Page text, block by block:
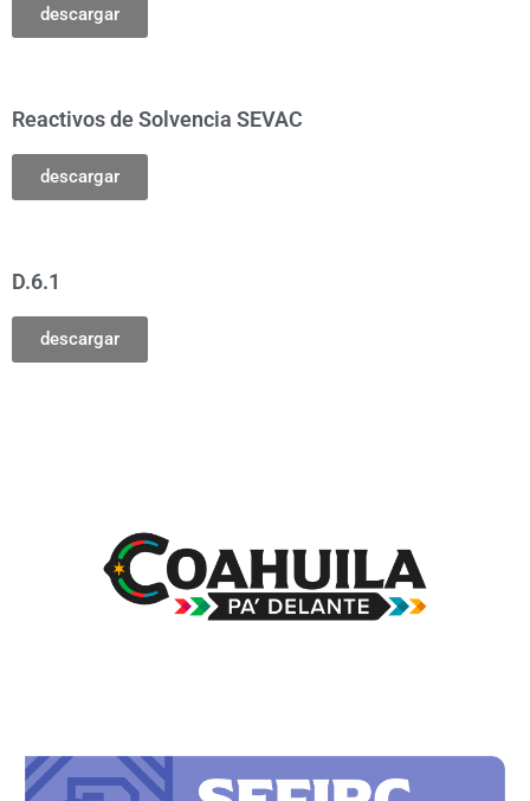
descargar
Reactivos de Solvencia SEVAC
descargar
D.6.1
descargar